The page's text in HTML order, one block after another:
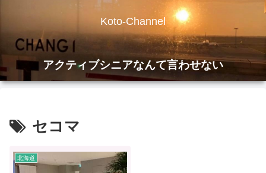
Koto-Channel
アクティブシニアなんて言わせない
セコマ
北海道